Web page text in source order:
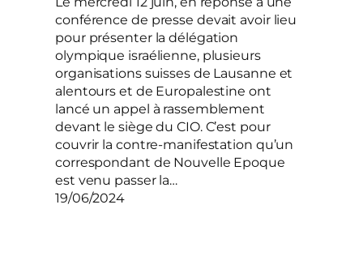
conférence de presse devait avoir lieu
pour présenter la délégation
olympique israélienne, plusieurs
organisations suisses de Lausanne et
alentours et de Europalestine ont
lancé un appel à rassemblement
devant le siège du CIO. C’est pour
couvrir la contre-manifestation qu’un
correspondant de Nouvelle Epoque
est venu passer la…
19/06/2024